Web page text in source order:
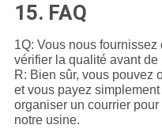
15. FAQ
1Q: Vous nous
vérifier la qualité avant
R: Bien sûr, vous pouvez
et vous payez
organiser un courrier
notre usine.